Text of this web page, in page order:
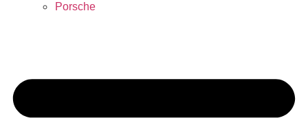
Porsche